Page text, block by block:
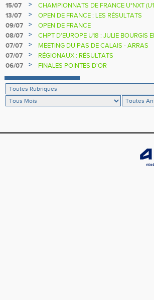
15/07
>
CHAMPIONNATS DE FRANCE U*NXT
13/07
>
OPEN DE FRANCE : LES RÉSULTATS
09/07
>
OPEN DE FRANCE
08/07
>
CHPT D'EUROPE U18 : JULIE BOURGIS
07/07
>
MEETING DU PAS DE CALAIS - ARRAS
07/07
>
RÉGIONAUX : RÉSULTATS
06/07
> FINALES POINTES D'OR